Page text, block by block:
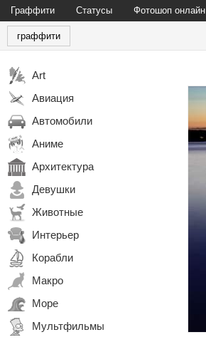
Граффити Статусы Фотошоп онлайн
граффити
Art
Авиация
Автомобили
Аниме
Архитектура
Девушки
Животные
Интерьер
Корабли
Макро
Море
Мультфильмы